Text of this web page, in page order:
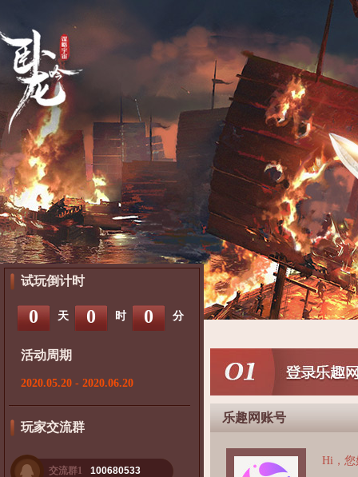
试玩倒计时
0 天 0 时 0 分
活动周期
2020.05.20 - 2020.06.20
玩家交流群
交流群1 100680533
乐趣网账号
Hi，您